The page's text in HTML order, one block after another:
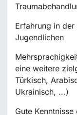
Erfahrung in
Jugendlichen
eine weitere
Türkisch,
Ukrainisch, ...)
Gute